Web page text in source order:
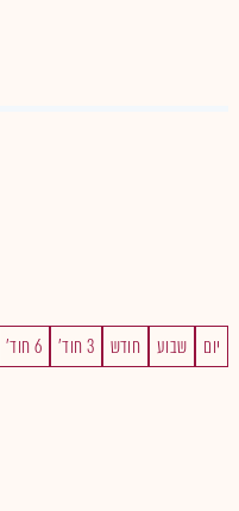
יום שבוע חודש 3 חוד' 6 חוד'